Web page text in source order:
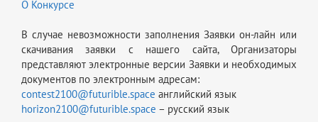
О Конкурсе
В случае невозможности заполнения Заявки он-лайн или
скачивания заявки с нашего сайта, Организаторы
представляют электронные версии Заявки и необходимых
документов по электронным адресам:
contest2100@futurible.space английский язык
horizon2100@futurible.space – русский язык